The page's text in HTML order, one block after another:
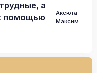
а
помощью
Аксюта
Максим